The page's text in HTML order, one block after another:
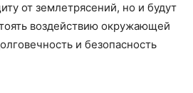
от землетрясений, но и будут
воздействию окружающей
и безопасность